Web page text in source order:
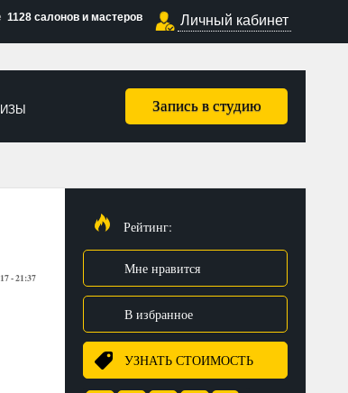
1128 салонов и мастеров Личный кабинет
Запись в студию
- 21:37
Рейтинг:
Мне нравится
В избранное
УЗНАТЬ СТОИМОСТЬ